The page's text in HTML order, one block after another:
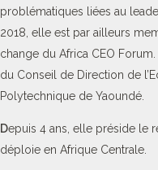
problématiques liées au
2018, elle est par ailleurs
change du Africa CEO
du Conseil de Direction de
Polytechnique de Yaoundé.
Depuis 4 ans, elle préside le
déploie en Afrique Centrale.